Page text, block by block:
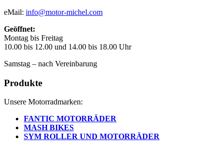
eMail: info@motor-michel.com
Geöffnet:
Montag bis Freitag
10.00 bis 12.00 und 14.00 bis 18.00 Uhr
Samstag – nach Vereinbarung
Produkte
Unsere Motorradmarken:
FANTIC MOTORRÄDER
MASH BIKES
SYM ROLLER UND MOTORRÄDER